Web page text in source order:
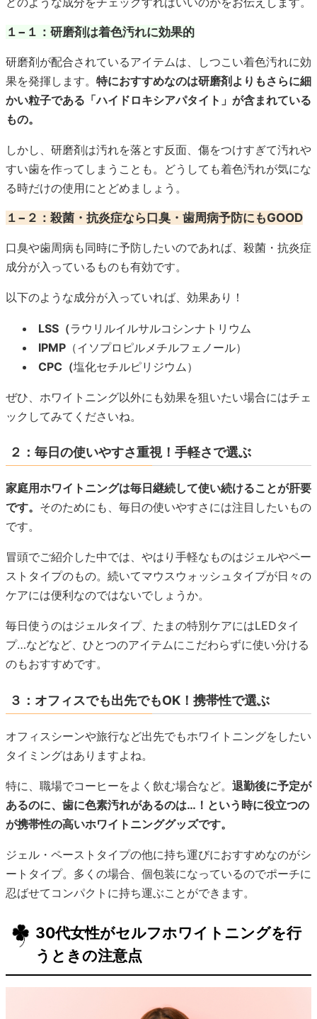
１−１：研磨剤は着色汚れに効果的
研磨剤が配合されているアイテムは、しつこい着色汚れに効
果を発揮します。 特におすすめなのは研磨剤よりもさらに細
かい粒子である「ハイドロキシアパタイト」が含まれている
もの。
しかし、研磨剤は汚れを落とす反面、傷をつけすぎて汚れや
すい歯を作ってしまうことも。どうしても着色汚れが気にな
る時だけの使用にとどめましょう。
１−２：殺菌・抗炎症なら口臭・歯周病予防にもGOOD
口臭や歯周病も同時に予防したいのであれば、殺菌・抗炎症
成分が入っているものも有効です。
以下のような成分が入っていれば、効果あり！
LSS（ラウリルイルサルコシンナトリウム
IPMP （イソプロピルメチルフェノール）
CPC（塩化セチルピリジウム）
ぜひ、ホワイトニング以外にも効果を狙いたい場合にはチェ
ックしてみてくださいね。
２：毎日の使いやすさ重視！手軽さで選ぶ
家庭用ホワイトニングは毎日継続して使い続けることが肝要
です。 そのためにも、毎日の使いやすさには注目したいもの
です。
冒頭でご紹介した中では、やはり手軽なものはジェルやペー
ストタイプのもの。続いてマウスウォッシュタイプが日々の
ケアには便利なのではないでしょうか。
毎日使うのはジェルタイプ、たまの特別ケアにはLEDタイ
プ…などなど、ひとつのアイテムにこだわらずに使い分ける
のもおすすめです。
３：オフィスでも出先でもOK！携帯性で選ぶ
オフィスシーンや旅行など出先でもホワイトニングをしたい
タイミングはありますよね。
特に、職場でコーヒーをよく飲む場合など。 退勤後に予定が
あるのに、歯に色素汚れがあるのは…！という時に役立つの
が携帯性の高いホワイトニンググッズです。
ジェル・ペーストタイプの他に持ち運びにおすすめなのがシ
ートタイプ。多くの場合、個包装になっているのでポーチに
忍ばせてコンパクトに持ち運ぶことができます。
30代女性がセルフホワイトニングを行
うときの注意点